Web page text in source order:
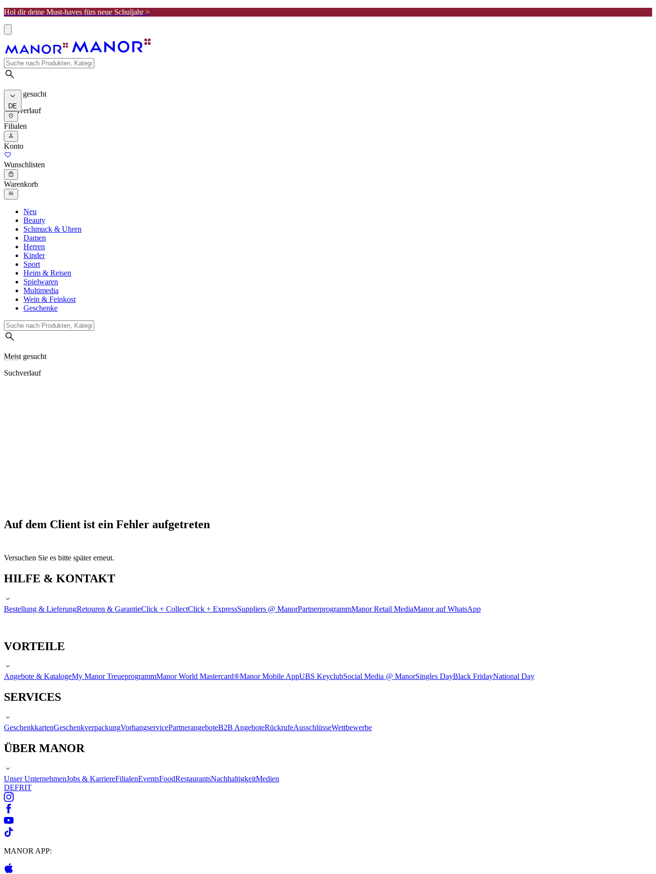
Hol dir deine Must-haves fürs neue Schuljahr >
Meist gesucht
Suchverlauf
DE
Filialen
Konto
Wunschlisten
Warenkorb
Neu
Beauty
Schmuck & Uhren
Damen
Herren
Kinder
Sport
Heim & Reisen
Spielwaren
Multimedia
Wein & Feinkost
Geschenke
Meist gesucht
Suchverlauf
Auf dem Client ist ein Fehler aufgetreten
Versuchen Sie es bitte später erneut.
HILFE & KONTAKT
Bestellung & LieferungRetouren & GarantieClick + CollectClick + ExpressSuppliers @ ManorPartnerprogrammManor Retail MediaManor auf WhatsApp
VORTEILE
Angebote & KatalogeMy Manor TreueprogrammManor World Mastercard®Manor Mobile AppUBS KeyclubSocial Media @ ManorSingles DayBlack FridayNational Day
SERVICES
GeschenkkartenGeschenkverpackungVorhangservicePartnerangeboteB2B AngeboteRückrufeAusschlüsseWettbewerbe
ÜBER MANOR
Unser UnternehmenJobs & KarriereFilialenEventsFoodRestaurantsNachhaltigkeitMedien
DEFRIT
MANOR APP: